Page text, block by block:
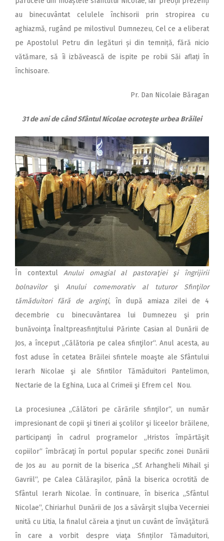
au binecuvântat celulele închisorii prin stropirea cu
aghiazmă, rugând pe milostivul Dumnezeu, Cel ce a eliberat
pe Apostolul Petru din legături și din temniță, fără nicio
vătămare, să îi izbăvească de ispite pe robii Săi aflați în
închisoare.
Pr. Dan Nicolaie Băragan
31 de ani de când Sfântul Nicolae ocroteşte urbea Brăilei
În contextulAnului omagial al pastoraţiei şi îngrijirii
bolnavilorşi Anului comemorativ al tuturor Sfinţilor
tămăduitori fără de arginţi, în după amiaza zilei de 4
decembrie cu binecuvântarea lui Dumnezeu şi prin
bunăvoinţa Înaltpreasfinţitului Părinte Casian al Dunării de
Jos, a început „Călătoria pe calea sfinţilor“. Anul acesta, au
fost aduse în cetatea Brăilei sfintele moaşte ale Sfântului
Ierarh Nicolae şi ale Sfintilor Tămăduitori Pantelimon,
Nectarie de la Eghina, Luca al Crimeii şi Efrem cel Nou.
La procesiunea „Călători pe cărările sfinţilor“, un număr
impresionant de copii şi tineri ai şcolilor şi liceelor brăilene,
participanţi în cadrul programelor „Hristos împărtăşit
copiilor“ îmbrăcaţi în portul popular specific zonei Dunării
de Jos au au pornit de la biserica „Sf. Arhangheli Mihail şi
Gavriil“, pe Calea Călăraşilor, până la biserica ocrotită de
Sfântul Ierarh Nicolae. În continuare, în biserica „Sfântul
Nicolae“, Chiriarhul Dunării de Jos a săvârşit slujba Vecerniei
unită cu Litia, la finalul căreia a ţinut un cuvânt de învăţătură
în care a vorbit despre viaţa Sfinților Tămaduitori,